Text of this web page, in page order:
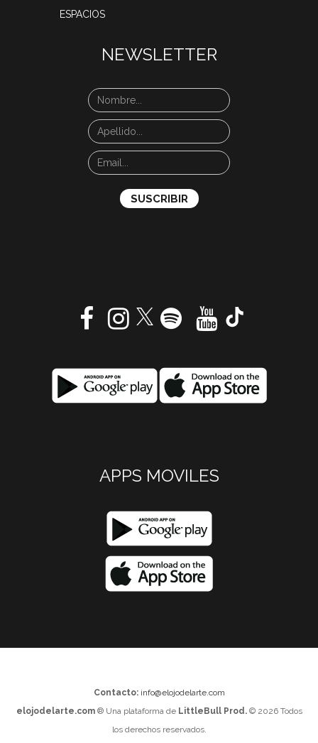
ESPACIOS
NEWSLETTER
APPS MOVILES
Contacto: info@elojodelarte.com
elojodelarte.com® Una plataforma de LittleBull Prod.© 2026 Todos
los derechos reservados.